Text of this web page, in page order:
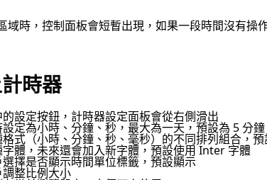
域時，控制面板會短暫出現，如果一段時間沒有操
時器
設定按鈕，計時器設定面板會從右側滑出
定為小時、分鐘、秒，最大為一天，預設為 5 分鐘
式（小時、分鐘、秒、毫秒）的不同排列組合，預
體，未來還會加入新字體，預設使用 Inter 字體
擇是否顯示時間單位標籤，預設顯示
整比例大小